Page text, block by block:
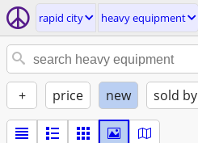
rapid city heavy equipment
+ price new sold by